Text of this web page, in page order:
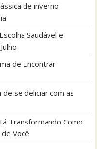
de inverno
Saudável e
de Encontrar
de se deliciar com as
Transformando Como
Você